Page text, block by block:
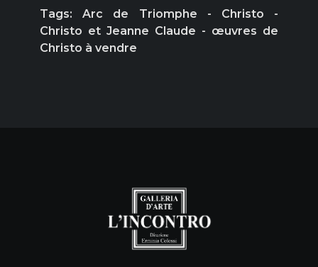
Tags: Arc de Triomphe - Christo -
Christo et Jeanne Claude - œuvres de
Christo à vendre